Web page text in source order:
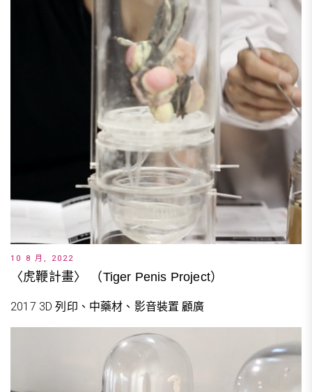
10 8 月, 2022
〈虎鞭計畫〉 （Tiger Penis Project）
2017 3D 列印、中藥材、影音裝置 顧廣